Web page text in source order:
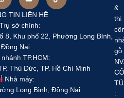
TIN LIÊN HỆ
Trụ sở chính:
8, Khu phố 22, Phường Long Bình,
Đồng Nai
TP.HCM:
Thủ Đức, TP. Hồ Chí Minh
Nhà máy:
Long Bình, Đồng Nai
&
thi
gỗ
TÚ
: